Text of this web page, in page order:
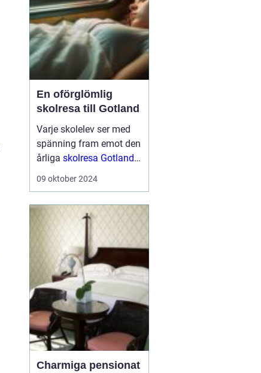
En oförglömlig
skolresa till Gotland
Varje skolelev ser med
spänning fram emot den
årliga skolresa Gotland
en välbehövlig paus
och ...
09 oktober 2024
Charmiga pensionat